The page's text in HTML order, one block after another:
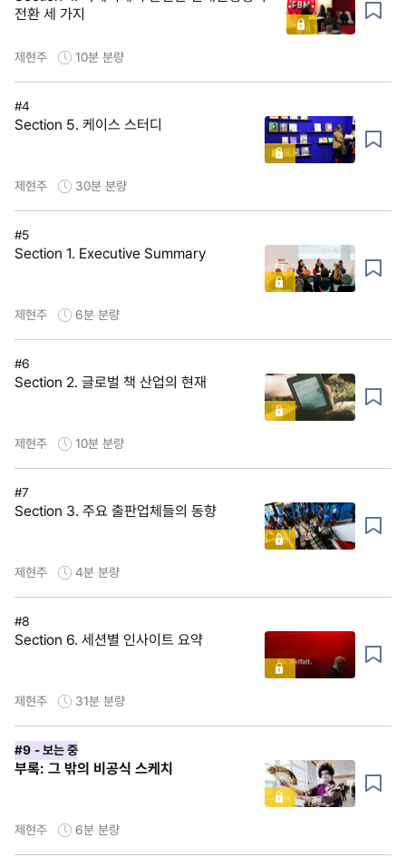
전환 세 가지
제현주 10분 분량
#4
Section 5. 케이스 스터디
제현주 30분 분량
#5
Section 1. Executive Summary
제현주 6분 분량
#6
Section 2. 글로벌 책 산업의 현재
제현주 10분 분량
#7
Section 3. 주요 출판업체들의 동향
제현주 4분 분량
#8
Section 6. 세션별 인사이트 요약
제현주 31분 분량
#9 - 보는 중
부록: 그 밖의 비공식 스케치
제현주 6분 분량